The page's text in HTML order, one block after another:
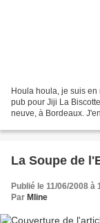
Houla houla, je suis en
pub pour Jiji La
neuve, à Bordeaux.
La Soupe de
Publié le 11/06/2008 à
Par Mline